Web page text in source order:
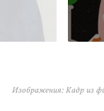
Изображения: Кадр из